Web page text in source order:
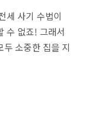
세 사기 수법이
수 없죠! 그래서
소중한 집을 지